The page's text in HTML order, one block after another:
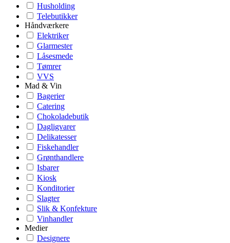
Husholding
Telebutikker
Håndværkere
Elektriker
Glarmester
Låsesmede
Tømrer
VVS
Mad & Vin
Bagerier
Catering
Chokoladebutik
Dagligvarer
Delikatesser
Fiskehandler
Grønthandlere
Isbarer
Kiosk
Konditorier
Slagter
Slik & Konfekture
Vinhandler
Medier
Designere